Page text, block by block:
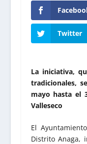
Twitter
La iniciativa,
tradicionales,
mayo hasta el
Valleseco
El
Distrito Anaga,